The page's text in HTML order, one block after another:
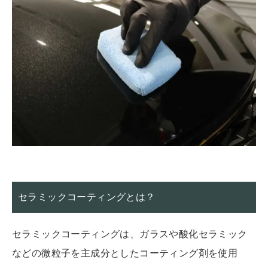
セラミックコーティングとは？
セラミックコーティングは、ガラスや酸化セラミック
などの微粒子を主成分としたコーティング剤を使用